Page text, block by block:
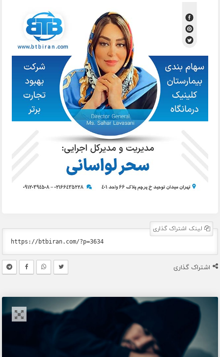
لینک اشتراک گذاری
اشتراک گذاری